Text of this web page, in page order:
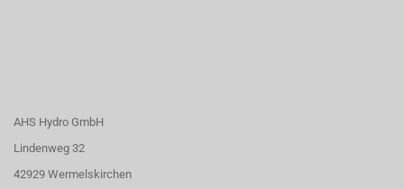
AHS Hydro GmbH
Lindenweg 32
42929 Wermelskirchen